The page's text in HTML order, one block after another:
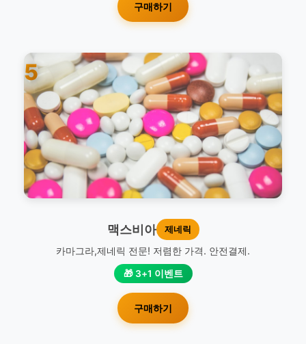
구매하기
5
맥스비아 제네릭
카마그라,제네릭 전문! 저렴한 가격. 안전결제.
🎁 3+1 이벤트
구매하기